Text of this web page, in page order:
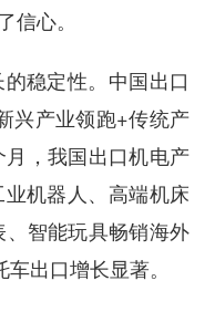
心。
稳定性。中国出口
兴产业领跑+传统产
，我国出口机电产
机器人、高端机床
智能玩具畅销海外
出口增长显著。